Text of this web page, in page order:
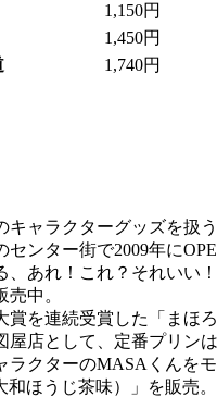
1,150円
1,450円
1,740円
キャラクターグッズを扱
センター街で2009年に
、あれ！これ？それいい
中。
賞を連続受賞した「まほ
屋店として、定番プリン
ラクターのMASAくんを
和ほうじ茶味）」を販売。